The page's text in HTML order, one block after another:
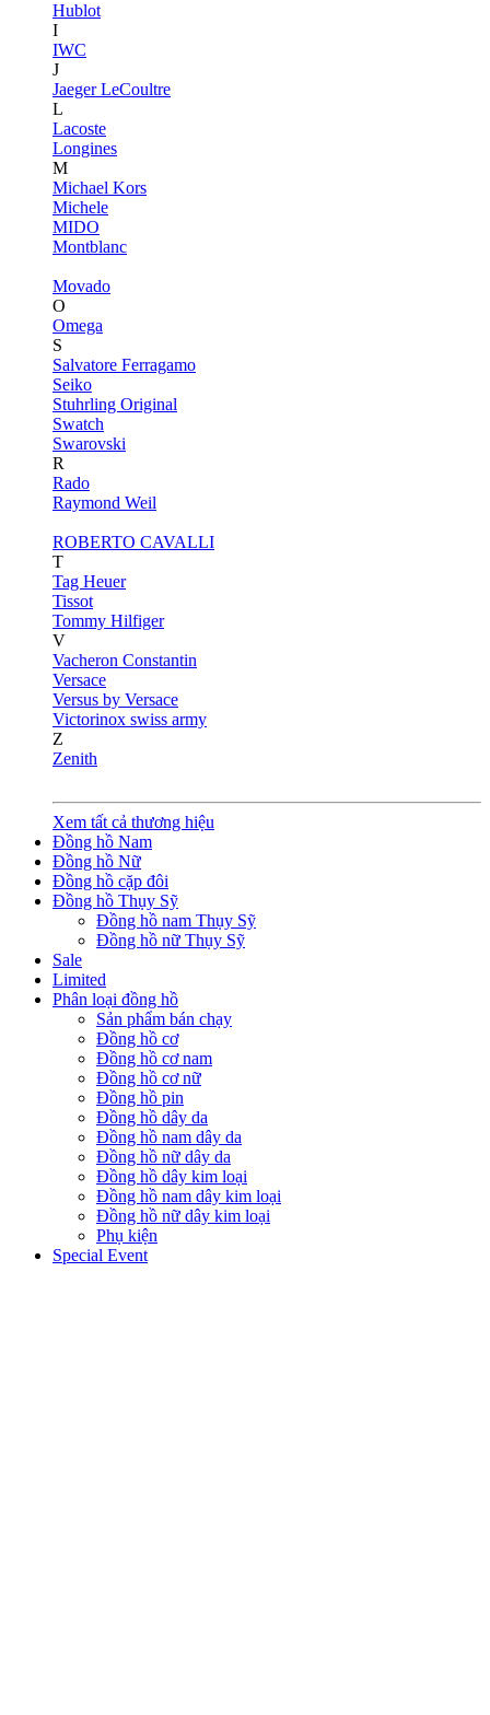
Hublot
I
IWC
J
Jaeger LeCoultre
L
Lacoste
Longines
M
Michael Kors
Michele
MIDO
Montblanc
Movado
O
Omega
S
Salvatore Ferragamo
Seiko
Stuhrling Original
Swatch
Swarovski
R
Rado
Raymond Weil
ROBERTO CAVALLI
T
Tag Heuer
Tissot
Tommy Hilfiger
V
Vacheron Constantin
Versace
Versus by Versace
Victorinox swiss army
Z
Zenith
Xem tất cả thương hiệu
Đồng hồ Nam
Đồng hồ Nữ
Đồng hồ cặp đôi
Đồng hồ Thụy Sỹ
Đồng hồ nam Thụy Sỹ
Đồng hồ nữ Thụy Sỹ
Sale
Limited
Phân loại đồng hồ
Sản phẩm bán chạy
Đồng hồ cơ
Đồng hồ cơ nam
Đồng hồ cơ nữ
Đồng hồ pin
Đồng hồ dây da
Đồng hồ nam dây da
Đồng hồ nữ dây da
Đồng hồ dây kim loại
Đồng hồ nam dây kim loại
Đồng hồ nữ dây kim loại
Phụ kiện
Special Event